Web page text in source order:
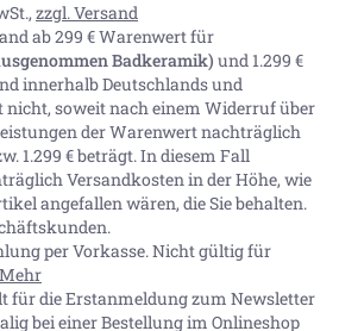
zzgl. Versand
ab 299 € Warenwert für
Badkeramik) und 1.299 €
innerhalb Deutschlands und
nicht, soweit nach einem Widerruf über
der Warenwert nachträglich
1.299 € beträgt. In diesem Fall
Versandkosten in der Höhe, wie
angefallen wären, die Sie behalten.
per Vorkasse. Nicht gültig für
Mehr
für die Erstanmeldung zum Newsletter
bei einer Bestellung im Onlineshop